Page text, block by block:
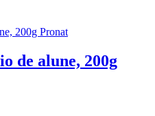
de alune, 200g